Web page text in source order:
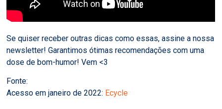
Se quiser receber outras dicas como essas, assine a nossa
newsletter! Garantimos ótimas recomendações com uma
dose de bom-humor! Vem <3
Fonte:
Acesso em janeiro de 2022: Ecycle